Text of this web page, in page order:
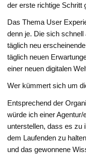
der erste richtige Schritt
Das Thema User
denn je. Die sich
täglich neu
täglich neuen
einer neuen digitalen
Wer kümmert sich um
Entsprechend der
würde ich einer
unterstellen, dass es zu
dem Laufenden zu
und das gewonnene